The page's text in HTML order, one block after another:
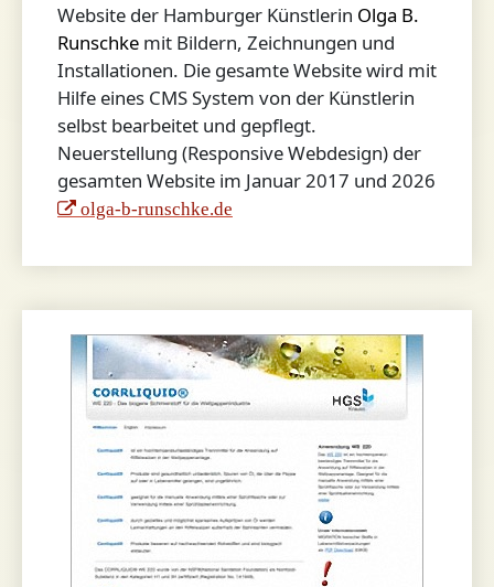
Website der Hamburger Künstlerin Olga B.
Runschke mit Bildern, Zeichnungen und
Installationen. Die gesamte Website wird mit
Hilfe eines CMS System von der Künstlerin
selbst bearbeitet und gepflegt.
Neuerstellung (Responsive Webdesign) der
gesamten Website im Januar 2017 und 2026
olga-b-runschke.de